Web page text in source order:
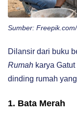
Sumber:
Dilansir dari buku
Rumah karya
dinding rumah
1. Bata Merah